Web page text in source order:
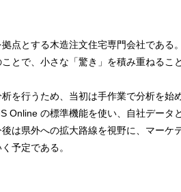
の
地
図
点とする木造注文住宅専門会社であ
とで、小さな「驚き」を積み重ねる
を行うため、当初は手作業で分析を始
Online の標準機能を使い、自社デー
は県外への拡大路線を視野に、マー
予定である。